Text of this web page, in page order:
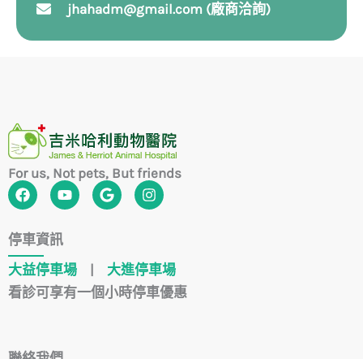
jhahadm@gmail.com (廠商洽詢)
For us, Not pets, But friends
F
a
e
b
o
o
k
Y
o
b
e
G
o
e
I
n
g
r
a
m
停車資訊
大益停車場
大進停車場
看診可享有一個小時停車優惠